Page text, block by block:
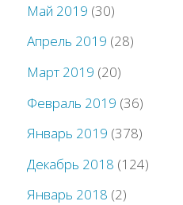
Май 2019 (30)
Апрель 2019 (28)
Март 2019 (20)
Февраль 2019 (36)
Январь 2019 (378)
Декабрь 2018 (124)
Январь 2018 (2)